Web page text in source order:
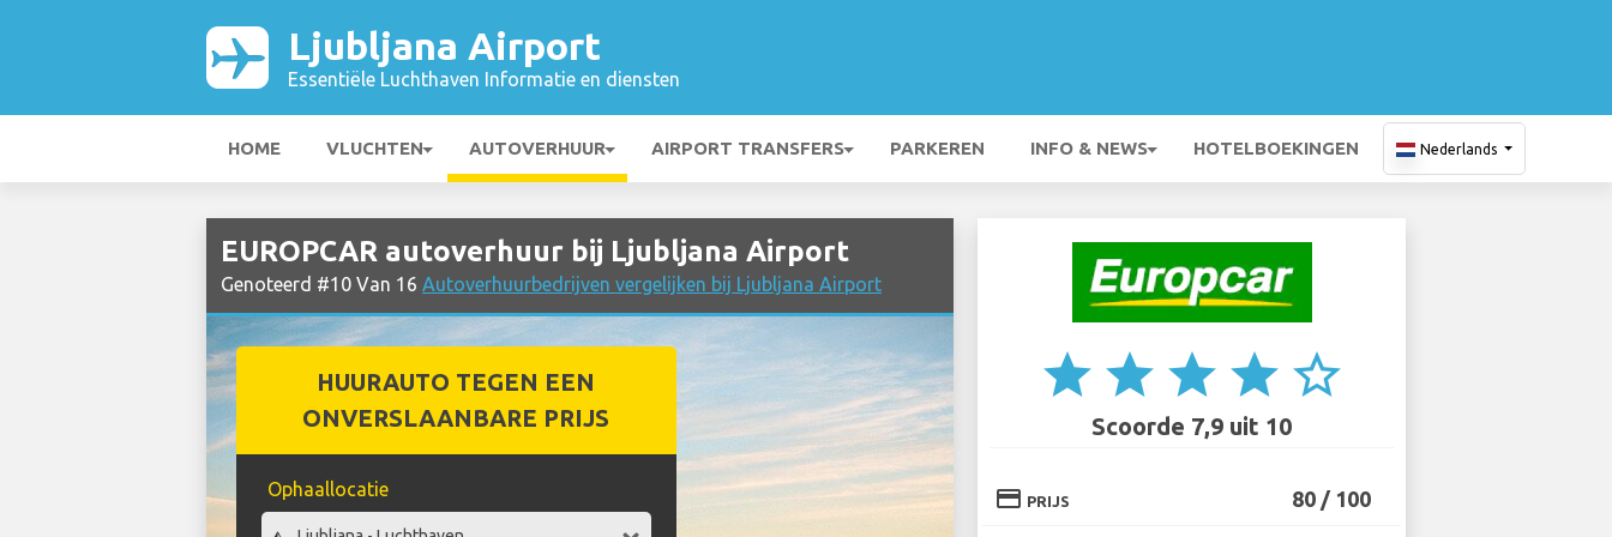
Ljubljana Airport
Essentiële Luchthaven Informatie en diensten
HOME VLUCHTEN AUTOVERHUUR AIRPORT TRANSFERS PARKEREN INFO & NEWS HOTELBOEKINGEN Nederlands
EUROPCAR autoverhuur bij Ljubljana Airport
Genoteerd #10 Van 16 Autoverhuurbedrijven vergelijken bij Ljubljana Airport
HUURAUTO TEGEN EEN
ONVERSLAANBARE PRIJS
Ophaallocatie
star star star star star_border
Scoorde 7,9 uit 10
credit_card PRIJS 80 / 100